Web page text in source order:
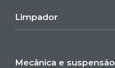
Limpador
Mecânica e suspensão